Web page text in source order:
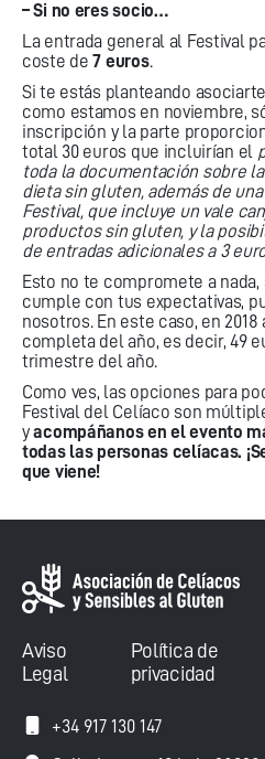
– Si no eres socio…
La entrada general al Festival
coste de7 euros.
Si te estás planteando
como estamos en noviembre,
inscripción y la parte
total 30 euros que incluirían el
toda la documentación sobre
dieta sin gluten, además de
Festival, que incluye un vale
productos sin gluten, y la
de entradas adicionales a 3
Esto no te compromete a
cumple con tus expectativas,
nosotros. En este caso, en
completa del año, es decir, 49
trimestre del año.
Como ves, las opciones para
Festival del Celíaco son
yacompáñanos en el evento
todas las personas celíacas.
que viene!
Aviso
Legal
Política de
privacidad
+34 917 130 147